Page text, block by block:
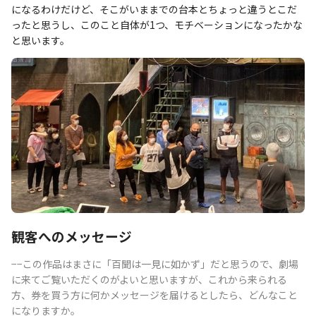
になるわけだけど、そこがいままでの台本とちょっと違うとこだ
ったと思うし、このこと自体が1つ、モチベーションになったかな
と思います。
観客へのメッセージ
−−この作品はまさに「百聞は一見に如かず」だと思うので、劇場
に来てご覧いただくのがよいと思いますが、これから来られる
方、券を買う方に何かメッセージを届けるとしたら、どんなこと
になりますか。